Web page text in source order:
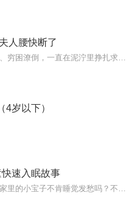
人腰快断了
4岁以下）
速入眠故事